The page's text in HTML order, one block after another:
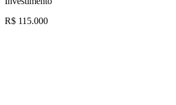
R$ 115.000